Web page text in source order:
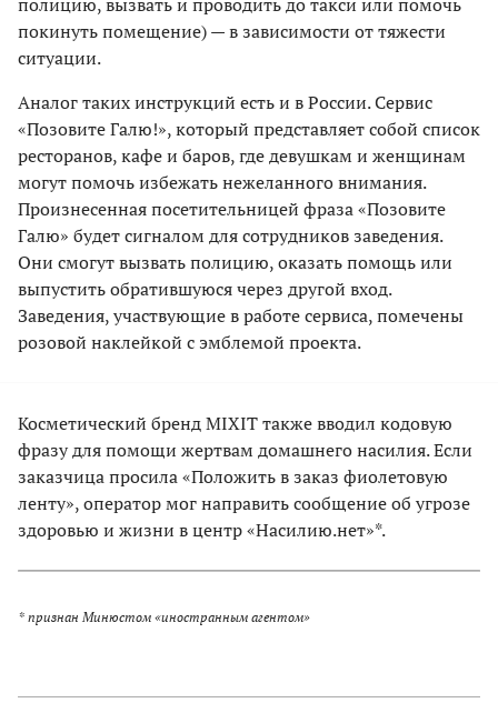
покинуть помещение) — в зависимости от тяжести
ситуации.
Аналог таких инструкций есть и в России. Сервис
«Позовите Галю!», который представляет собой список
ресторанов, кафе и баров, где девушкам и женщинам
могут помочь избежать нежеланного внимания.
Произнесенная посетительницей фраза «Позовите
Галю» будет сигналом для сотрудников заведения.
Они смогут вызвать полицию, оказать помощь или
выпустить обратившуюся через другой вход.
Заведения, участвующие в работе сервиса, помечены
розовой наклейкой с эмблемой проекта.
Косметический бренд MIXIT также вводил кодовую
фразу для помощи жертвам домашнего насилия. Если
заказчица просила «Положить в заказ фиолетовую
ленту», оператор мог направить сообщение об угрозе
здоровью и жизни в центр «Насилию.нет»*.
* признан Минюстом «иностранным агентом»